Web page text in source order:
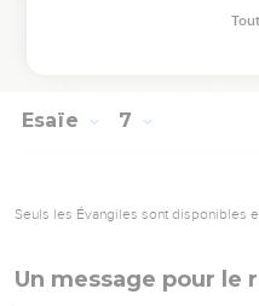
térébinthe et le chêne
Esaïe 7
Seuls les Évangiles sont disponibles
Un message pour le